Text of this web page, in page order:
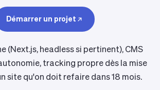
Démarrer un projet
(Next.js, headless si pertinent), CMS
tracking propre dès la mise
site qu'on doit refaire dans 18 mois.